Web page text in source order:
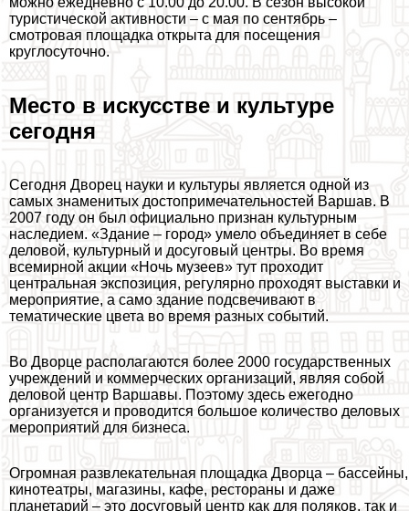
туристической активности – с мая по сентябрь –
смотровая площадка открыта для посещения
круглосуточно.
Место в искусстве и культуре
сегодня
Сегодня Дворец науки и культуры является одной из
самых знаменитых достопримечательностей Варшав. В
2007 году он был официально признан культурным
наследием. «Здание – город» умело объединяет в себе
деловой, культурный и досуговый центры. Во время
всемирной акции «Ночь музеев» тут проходит
центральная экспозиция, регулярно проходят выставки и
мероприятие, а само здание подсвечивают в
тематические цвета во время разных событий.
Во Дворце располагаются более 2000 государственных
учреждений и коммерческих организаций, являя собой
деловой центр Варшавы. Поэтому здесь ежегодно
организуется и проводится большое количество деловых
мероприятий для бизнеса.
Огромная развлекательная площадка Дворца – бассейны,
кинотеатры, магазины, кафе, рестораны и даже
планетарий – это досуговый центр как для поляков, так и